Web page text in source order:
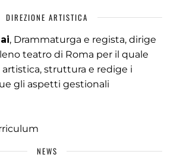
DIREZIONE ARTISTICA
, Drammaturga e regista, dirige
teatro di Roma per il quale
artistica, struttura e redige i
gli aspetti gestionali
NEWS